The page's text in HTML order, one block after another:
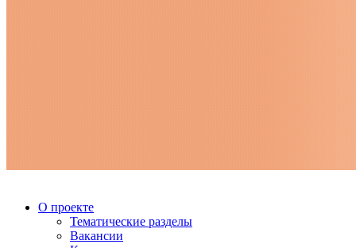
О проекте
Тематические разделы
Вакансии